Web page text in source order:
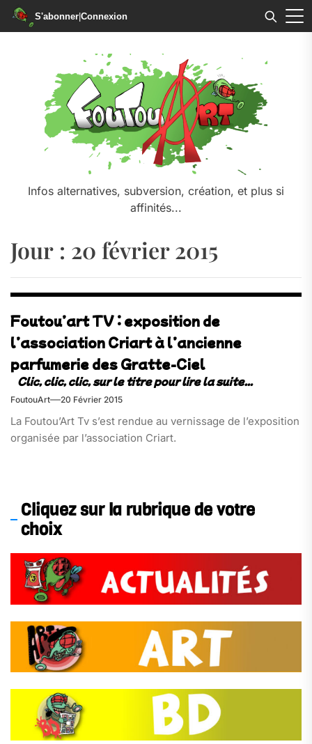
S'abonner|Connexion
Infos alternatives, subversion, création, et plus si
affinités...
Jour : 20 février 2015
Foutou’art TV : exposition de
l’association Criart à l’ancienne
parfumerie des Gratte-Ciel
FoutouArt 20 Février 2015
La Foutou’Art Tv s’est rendue au vernissage de l’exposition
organisée par l’association Criart.
Cliquez sur la rubrique de votre
choix